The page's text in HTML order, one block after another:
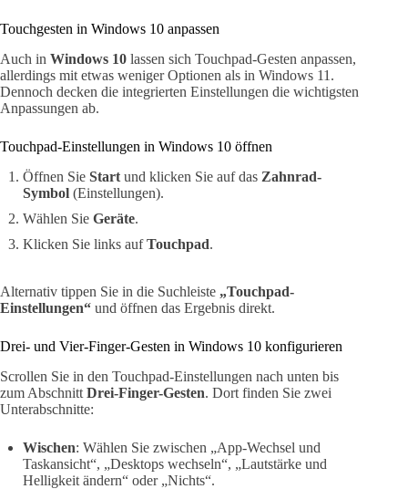
Touchgesten in Windows 10 anpassen
Auch in Windows 10 lassen sich Touchpad-Gesten anpassen,
allerdings mit etwas weniger Optionen als in Windows 11.
Dennoch decken die integrierten Einstellungen die wichtigsten
Anpassungen ab.
Touchpad-Einstellungen in Windows 10 öffnen
Öffnen Sie Start und klicken Sie auf das Zahnrad-
Symbol (Einstellungen).
Wählen Sie Geräte.
Klicken Sie links aufTouchpad.
Alternativ tippen Sie in die Suchleiste „Touchpad-
Einstellungen“ und öffnen das Ergebnis direkt.
Drei- und Vier-Finger-Gesten in Windows 10 konfigurieren
Scrollen Sie in den Touchpad-Einstellungen nach unten bis
zum Abschnitt Drei-Finger-Gesten. Dort finden Sie zwei
Unterabschnitte:
Wischen: Wählen Sie zwischen „App-Wechsel und
Taskansicht“, „Desktops wechseln“, „Lautstärke und
Helligkeit ändern“ oder „Nichts“.